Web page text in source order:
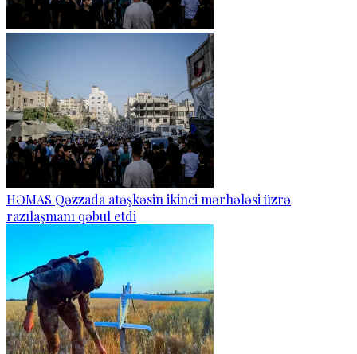
HƏMAS Qəzzada atəşkəsin ikinci mərhələsi üzrə
razılaşmanı qəbul etdi